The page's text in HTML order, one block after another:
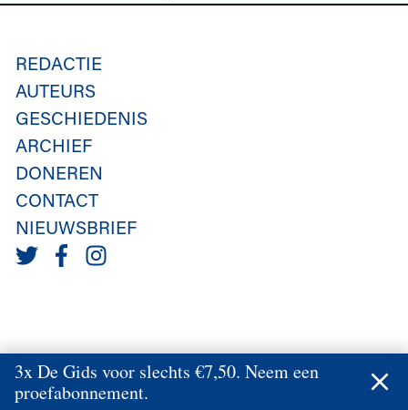
REDACTIE
AUTEURS
GESCHIEDENIS
ARCHIEF
DONEREN
CONTACT
NIEUWSBRIEF
3x De Gids voor slechts €7,50. Neem een
proefabonnement.